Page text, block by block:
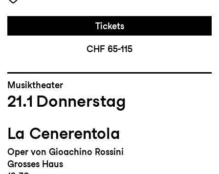
Tickets
CHF 65-115
Musiktheater
21.1 Donnerstag
La Cenerentola
Oper von Gioachino Rossini
Grosses Haus